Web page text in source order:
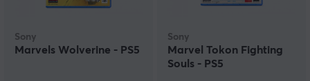
Sony
Marvels Wolverine - PS5
Sony
Marvel Tokon Fighting
Souls - PS5